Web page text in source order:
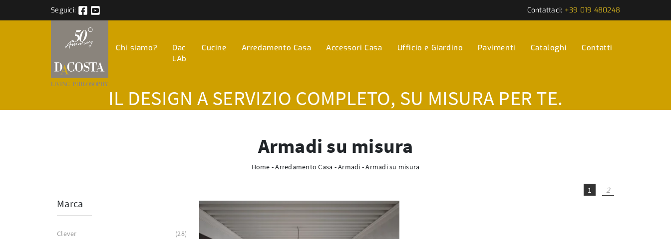
Seguici: Contattaci: +39 019 480248
Chi siamo?
Dac
LAb
Cucine Arredamento Casa Accessori Casa Ufficio e Giardino Pavimenti Cataloghi Contatti
IL DESIGN A SERVIZIO COMPLETO, SU MISURA PER TE.
Armadi su misura
Home -Arredamento Casa -Armadi -Armadi su misura
1 2
Marca
Clever 28